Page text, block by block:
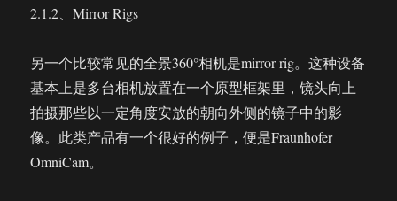
2.1.2、Mirror Rigs
另一个比较常见的全景360°相机是mirror rig。这种设备
基本上是多台相机放置在一个原型框架里，镜头向上
拍摄那些以一定角度安放的朝向外侧的镜子中的影
像。此类产品有一个很好的例子，便是Fraunhofer
OmniCam。